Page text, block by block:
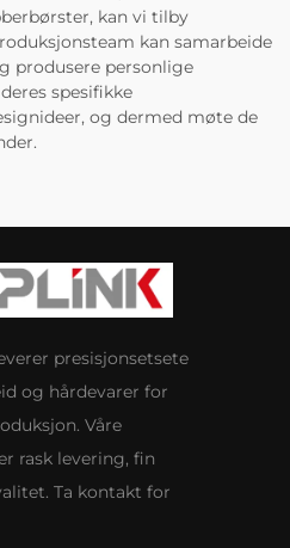
kan vi tilby
kan samarbeide
produsere personlige
spesifikke
og dermed møte de
presisjonsetsete
og hårdevarer for
Våre
rask levering, fin
Ta kontakt for